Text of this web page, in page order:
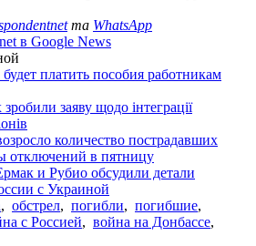
та WhatsApp
в Google News
платить пособия работникам
заяву щодо інтеграції
количество пострадавших
отключений в пятницу
и Рубио обсудили детали
с Украиной
, обстрел, погибли, погибшие,
с Россией, война на Донбассе,